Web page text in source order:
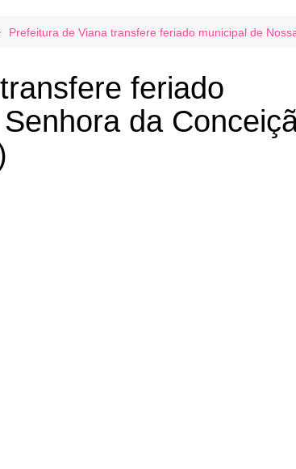
Prefeitura de Viana transfere feriado municipal de
feriado
da